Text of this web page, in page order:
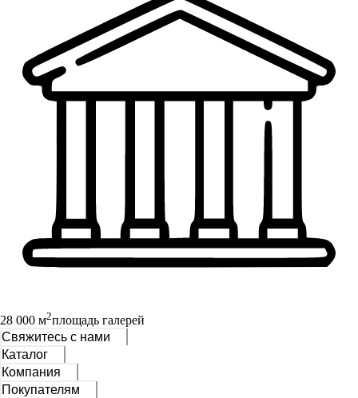
28 000 м2площадь галерей
Свяжитесь с нами
Каталог
Компания
Покупателям